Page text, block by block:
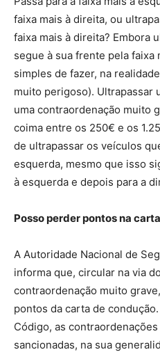
faixa mais à direita, ou
faixa mais à direita? Embora
segue à sua frente pela faixa
simples de fazer, na
muito perigoso). Ultrapassar
uma contraordenação muito
coima entre os 250€ e os
de ultrapassar os veículos
esquerda, mesmo que isso
à esquerda e depois para a
Posso perder pontos na
A Autoridade Nacional de
informa que, circular na via
contraordenação muito
pontos da carta de
Código, as
sancionadas, na sua